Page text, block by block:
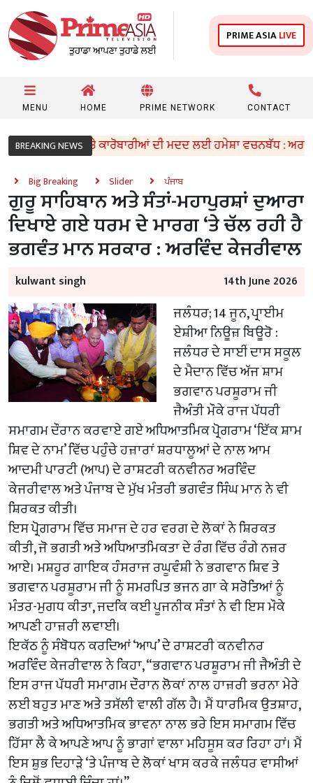
PRIME ASIALIVE
MENU HOME PRIME NETWORK CONTACT
BREAKING NEWSਅਤੇ ਕਾਰੋਬਾਰੀਆਂ ਦੀ ਮਦਦ ਲਈ ਹਮੇਸ਼ਾ ਵਚਨਬੱਧ : ਅਰਵਿੰਦ
Big Breaking Slider ਪੰਜਾਬ
ਗੁਰੂ ਸਾਹਿਬਾਨ ਅਤੇ ਸੰਤਾਂ-ਮਹਾਪੁਰਸ਼ਾਂ ਦੁਆਰਾ
ਦਿਖਾਏ ਗਏ ਧਰਮ ਦੇ ਮਾਰਗ ‘ਤੇ ਚੱਲ ਰਹੀ ਹੈ
ਭਗਵੰਤ ਮਾਨ ਸਰਕਾਰ : ਅਰਵਿੰਦ ਕੇਜਰੀਵਾਲ
kulwant singh 14th June 2026
ਜਲੰਧਰ; 14 ਜੂਨ, ਪ੍ਰਾਈਮ
ਏਸ਼ੀਆ ਨਿਊਜ਼ ਬਿਊਰੋ :
ਜਲੰਧਰ ਦੇ ਸਾਈਂ ਦਾਸ ਸਕੂਲ
ਦੇ ਮੈਦਾਨ ਵਿੱਚ ਅੱਜ ਸ਼ਾਮ
ਭਗਵਾਨ ਪਰਸ਼ੂਰਾਮ ਜੀ
ਜੈਅੰਤੀ ਮੌਕੇ ਰਾਜ ਪੱਧਰੀ
ਸਮਾਗਮ ਦੌਰਾਨ ਕਰਵਾਏ ਗਏ ਅਧਿਆਤਮਿਕ ਪ੍ਰੋਗਰਾਮ ‘ਇੱਕ ਸ਼ਾਮ
ਸ਼ਿਵ ਦੇ ਨਾਮ’ ਵਿੱਚ ਪਹੁੰਚੇ ਹਜ਼ਾਰਾਂ ਸ਼ਰਧਾਲੂਆਂ ਦੇ ਨਾਲ ਆਮ
ਆਦਮੀ ਪਾਰਟੀ (ਆਪ) ਦੇ ਰਾਸ਼ਟਰੀ ਕਨਵੀਨਰ ਅਰਵਿੰਦ
ਕੇਜਰੀਵਾਲ ਅਤੇ ਪੰਜਾਬ ਦੇ ਮੁੱਖ ਮੰਤਰੀ ਭਗਵੰਤ ਸਿੰਘ ਮਾਨ ਨੇ ਵੀ
ਸ਼ਿਰਕਤ ਕੀਤੀ।
ਇਸ ਪ੍ਰੋਗਰਾਮ ਵਿੱਚ ਸਮਾਜ ਦੇ ਹਰ ਵਰਗ ਦੇ ਲੋਕਾਂ ਨੇ ਸ਼ਿਰਕਤ
ਕੀਤੀ, ਜੋ ਭਗਤੀ ਅਤੇ ਅਧਿਆਤਮਿਕਤਾ ਦੇ ਰੰਗ ਵਿੱਚ ਰੰਗੇ ਨਜ਼ਰ
ਆਏ। ਮਸ਼ਹੂਰ ਗਾਇਕ ਹੰਸਰਾਜ ਰਘੂਵੰਸ਼ੀ ਨੇ ਭਗਵਾਨ ਸ਼ਿਵ ਤੇ
ਭਗਵਾਨ ਪਰਸ਼ੂਰਾਮ ਜੀ ਨੂੰ ਸਮਰਪਿਤ ਭਜਨ ਗਾ ਕੇ ਸਰੋਤਿਆਂ ਨੂੰ
ਮੰਤਰ-ਮੁਗਧ ਕੀਤਾ, ਜਦਕਿ ਕਈ ਪੂਜਨੀਕ ਸੰਤਾਂ ਨੇ ਵੀ ਇਸ ਮੌਕੇ
ਆਪਣੀ ਹਾਜ਼ਰੀ ਲਵਾਈ।
ਇਕੱਠ ਨੂੰ ਸੰਬੋਧਨ ਕਰਦਿਆਂ ‘ਆਪ’ ਦੇ ਰਾਸ਼ਟਰੀ ਕਨਵੀਨਰ
ਅਰਵਿੰਦ ਕੇਜਰੀਵਾਲ ਨੇ ਕਿਹਾ, “ਭਗਵਾਨ ਪਰਸ਼ੂਰਾਮ ਜੀ ਜੈਅੰਤੀ ਦੇ
ਇਸ ਰਾਜ ਪੱਧਰੀ ਸਮਾਗਮ ਦੌਰਾਨ ਲੋਕਾਂ ਨਾਲ ਹਾਜ਼ਰੀ ਭਰਨਾ ਮੇਰੇ
ਲਈ ਬਹੁਤ ਮਾਣ ਅਤੇ ਤਸੱਲੀ ਵਾਲੀ ਗੱਲ ਹੈ। ਮੈਂ ਧਾਰਮਿਕ ਉਤਸ਼ਾਹ,
ਭਗਤੀ ਅਤੇ ਅਧਿਆਤਮਿਕ ਭਾਵਨਾ ਨਾਲ ਭਰੇ ਇਸ ਸਮਾਗਮ ਵਿੱਚ
ਹਿੱਸਾ ਲੈ ਕੇ ਆਪਣੇ ਆਪ ਨੂੰ ਭਾਗਾਂ ਵਾਲਾ ਮਹਿਸੂਸ ਕਰ ਰਿਹਾ ਹਾਂ। ਮੈਂ
ਇਸ ਸ਼ੁਭ ਦਿਹਾੜੇ ‘ਤੇ ਪੰਜਾਬ ਦੇ ਲੋਕਾਂ ਖਾਸ ਕਰਕੇ ਜਲੰਧਰ ਵਾਸੀਆਂ